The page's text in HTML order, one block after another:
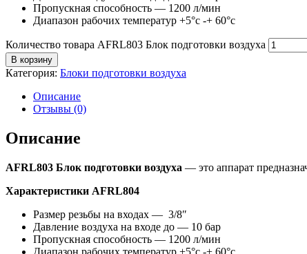
Пропускная способность — 1200 л/мин
Диапазон рабочих температур +5°с -+ 60°с
Количество товара AFRL803 Блок подготовки воздуха
В корзину
Категория: Блоки подготовки воздуха
Описание
Отзывы (0)
Описание
AFRL803 Блок подготовки воздуха — это аппарат
Характеристики AFRL804
Размер резьбы на входах — 3/8″
Давление воздуха на входе до — 10 бар
Пропускная способность — 1200 л/мин
Диапазон рабочих температур +5°с -+ 60°с